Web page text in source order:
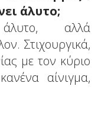
άλυτο;
αλλά
Στιχουργικά,
με τον κύριο
αίνιγμα,